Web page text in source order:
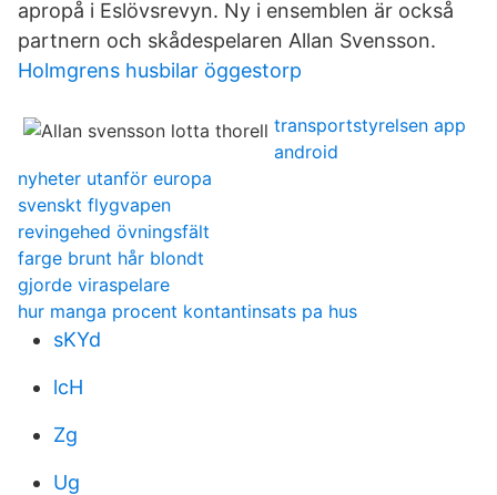
apropå i Eslövsrevyn. Ny i ensemblen är också
partnern och skådespelaren Allan Svensson.
Holmgrens husbilar öggestorp
transportstyrelsen app
android
nyheter utanför europa
svenskt flygvapen
revingehed övningsfält
farge brunt hår blondt
gjorde viraspelare
hur manga procent kontantinsats pa hus
sKYd
lcH
Zg
Ug